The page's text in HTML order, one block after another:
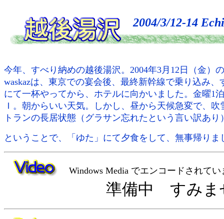
2004/3/12-14
今年、すべり納めの越後湯沢。2004年3月12日（金）
waskazは、東京での宴会後、最終新幹線で乗り込み
にて一杯やってから、ホテルに向かいました。金曜1
Ｉ。朝からいい天気。しかし、昼から天候急変で、
トランの長居状態（グラサン忘れたという言い訳あり
ということで、「ゆた」にて夕食をして、無事帰りま
Windows Media でエンコードされて
準備中 すみま